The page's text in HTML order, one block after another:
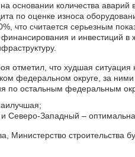
основании количества аварий
по оценке износа
что считается серьезным
и инвестиций в
отметил, что худшая ситуация
федеральном округе, за ними
по остальным федеральным
Северо-Западный –
Министерство строительства